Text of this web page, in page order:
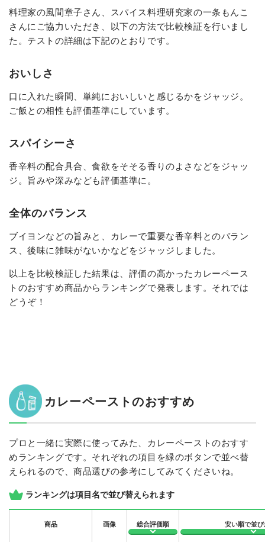
料理家の風間章子さん、スパイス料理研究家の一条もんこ
さんにご協力いただき、以下の方法で比較検証を行いまし
た。テストの詳細は下記のとおりです。
おいしさ
口に入れた瞬間、単純においしいと感じるかをジャッジ。
ご飯との相性も評価基準にしています。
スパイシーさ
香辛料の配合具合、食欲をそそる香りのよさなどをジャッ
ジ。旨みや深みなども評価基準に。
全体のバランス
ブイヨンなどの旨みと、カレーで重要な香辛料とのバラン
ス、後味に雑味がないかなどをジャッジしました。
以上を比較検証した結果は、評価の高かったカレーペース
トのおすすめ商品からランキングで発表します。それでは
どうぞ！
カレーペーストのおすすめ
プロと一緒に実際に使ってみた、カレーペーストのおすす
めランキングです。それぞれの項目を緑のボタンで並べ替
えられるので、商品選びの参考にしてみてくださいね。
ランキングは項目名で並び替えられます
商品 画像 総合評価順 安い順で並